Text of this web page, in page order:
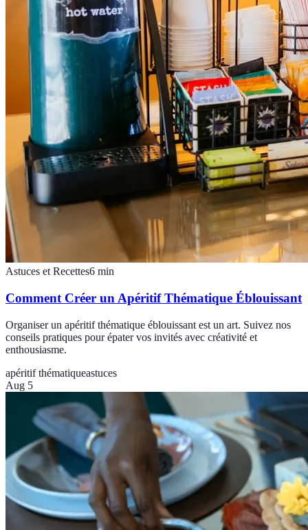
Astuces et Recettes6 min
Comment Créer un Apéritif Thématique Éblouissant
Organiser un apéritif thématique éblouissant est un art. Suivez nos
conseils pratiques pour épater vos invités avec créativité et
enthousiasme.
apéritif thématiqueastuces
Aug 5